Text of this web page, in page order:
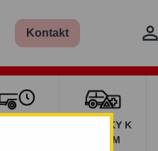
Kontakt 
DOPLNKY K
AUTÁM